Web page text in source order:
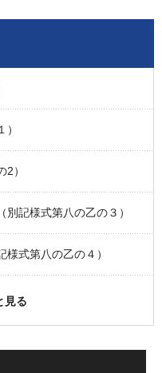
）
記様式第八の乙の３）
式第八の乙の４）
見る